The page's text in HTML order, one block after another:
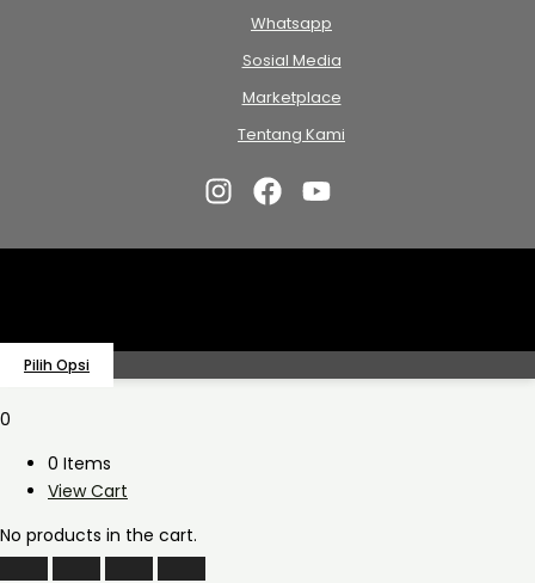
Whatsapp
Sosial Media
Marketplace
Tentang Kami
Pilih Opsi
0
0 Items
View Cart
No products in the cart.